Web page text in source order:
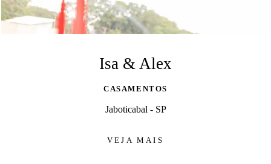
Isa & Alex
CASAMENTOS
Jaboticabal - SP
VEJA MAIS